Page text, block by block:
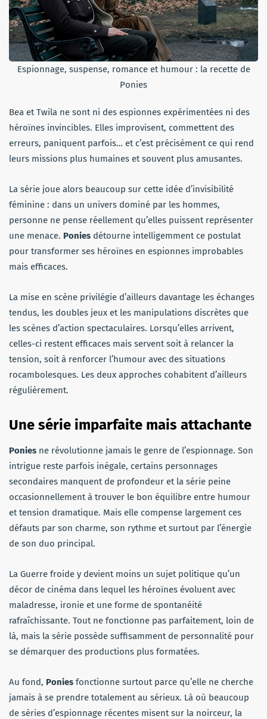
Espionnage, suspense, romance et humour : la recette de
Ponies
Bea et Twila ne sont ni des espionnes expérimentées ni des
héroïnes invincibles. Elles improvisent, commettent des
erreurs, paniquent parfois… et c’est précisément ce qui rend
leurs missions plus humaines et souvent plus amusantes.
La série joue alors beaucoup sur cette idée d’invisibilité
féminine : dans un univers dominé par les hommes,
personne ne pense réellement qu’elles puissent représenter
une menace. Ponies détourne intelligemment ce postulat
pour transformer ses héroïnes en espionnes improbables
mais efficaces.
La mise en scène privilégie d’ailleurs davantage les échanges
tendus, les doubles jeux et les manipulations discrètes que
les scènes d’action spectaculaires. Lorsqu’elles arrivent,
celles-ci restent efficaces mais servent soit à relancer la
tension, soit à renforcer l’humour avec des situations
rocambolesques. Les deux approches cohabitent d’ailleurs
régulièrement.
Une série imparfaite mais attachante
Ponies ne révolutionne jamais le genre de l’espionnage. Son
intrigue reste parfois inégale, certains personnages
secondaires manquent de profondeur et la série peine
occasionnellement à trouver le bon équilibre entre humour
et tension dramatique. Mais elle compense largement ces
défauts par son charme, son rythme et surtout par l’énergie
de son duo principal.
La Guerre froide y devient moins un sujet politique qu’un
décor de cinéma dans lequel les héroïnes évoluent avec
maladresse, ironie et une forme de spontanéité
rafraîchissante. Tout ne fonctionne pas parfaitement, loin de
là, mais la série possède suffisamment de personnalité pour
se démarquer des productions plus formatées.
Au fond, Ponies fonctionne surtout parce qu’elle ne cherche
jamais à se prendre totalement au sérieux. Là où beaucoup
de séries d’espionnage récentes misent sur la noirceur, la